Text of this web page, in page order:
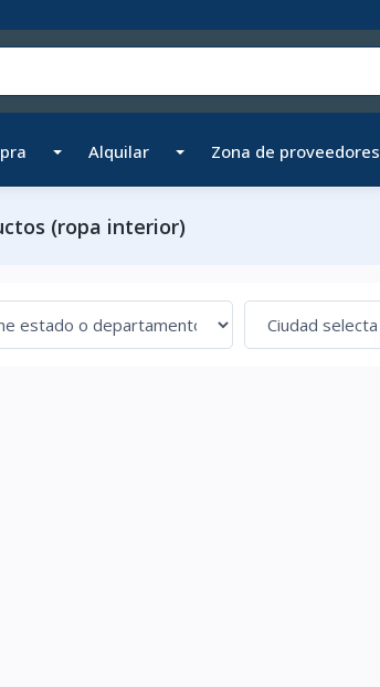
Alquilar Zona de proveedores
(ropa interior)